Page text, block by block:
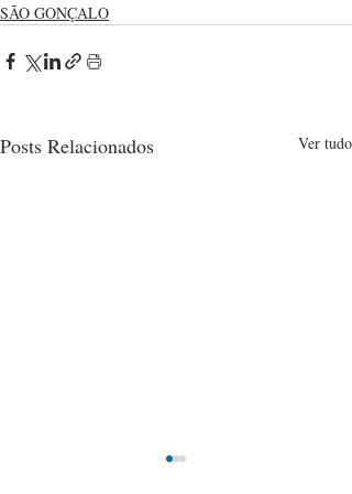
SÃO GONÇALO
Posts Relacionados Ver tudo